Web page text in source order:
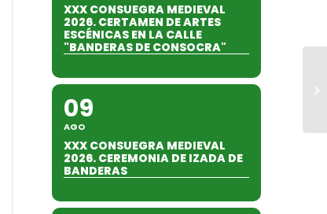
XXX CONSUEGRA MEDIEVAL
2026. CERTAMEN DE ARTES
ESCÉNICAS EN LA CALLE
"BANDERAS DE CONSOCRA"
09
AGO
XXX CONSUEGRA MEDIEVAL
2026. CEREMONIA DE IZADA DE
BANDERAS